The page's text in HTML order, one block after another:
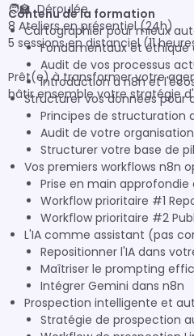
🧑‍🏫  Déroulée
8 Ateliers en présentiel (24h)
5 sessions en distanciel (11
Prêt(e) à transformer votre
bâtir ensemble votre stratégie
Contenu de la formation
Cartographier pour mieux
Fondamentaux et
Audit de vos processus
Introduction à n8n et
Structurer vos données
Principes de structuration
Audit de votre
Structurer votre base de
Vos premiers workflows n8n
Prise en main approfondie
Workflow prioritaire #1
Workflow prioritaire #2
L'IA comme assistant (pas
Repositionner l'IA dans
Maîtriser le prompting
Intégrer Gemini dans n8n
Prospection intelligente et
Stratégie de prospection